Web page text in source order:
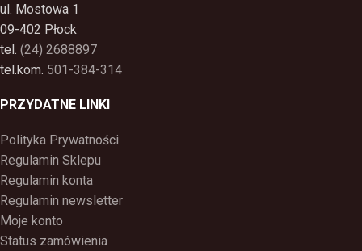
ul. Mostowa 1
09-402 Płock
tel. (24) 2688897
tel.kom. 501-384-314
PRZYDATNE LINKI
Polityka Prywatności
Regulamin Sklepu
Regulamin konta
Regulamin newsletter
Moje konto
Status zamówienia